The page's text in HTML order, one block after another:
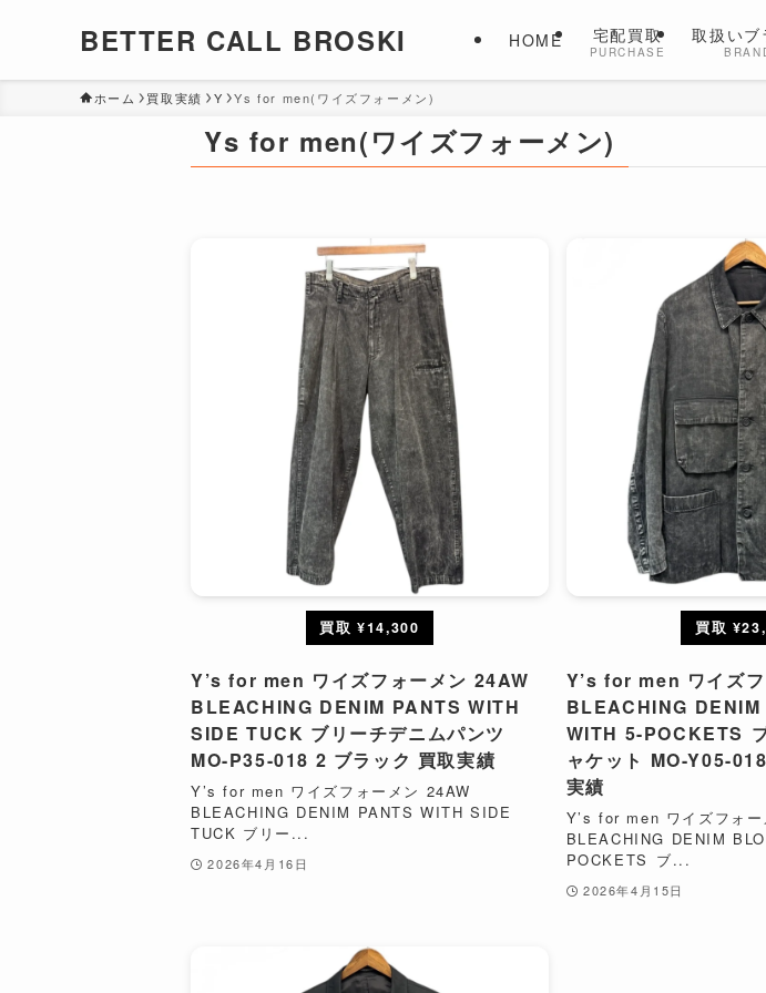
BETTER CALL BROSKI HOME 宅配買取
PURCHASE
取扱いブ
ホーム 買取実績 Y Ys for men(ワイズフォーメン)
Ys for men(ワイズフォーメン)
買取 ¥14,300
Y’s for men ワイズフォーメン 24AW
BLEACHING DENIM PANTS WITH
SIDE TUCK ブリーチデニムパンツ
MO-P35-018 2 ブラック 買取実績
Y’s for men ワイズフォーメン 24AW
BLEACHING DENIM PANTS WITH SIDE
TUCK ブリー...
2026年4月16日
買取
Y’s for men ワイズ
BLEACHING
WITH 5-POCKETS⁠
ャケット MO-Y05-
実績
Y’s for men ワイズフォ
BLEACHING DENIM
POCKETS⁠ ブ...
2026年4月15日